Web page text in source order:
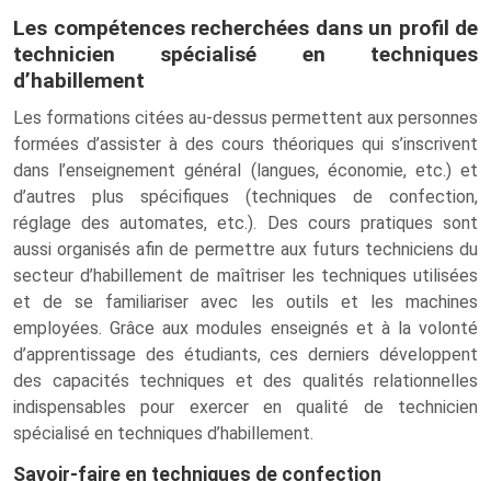
Les compétences recherchées dans un profil de
technicien spécialisé en techniques
d’habillement
Les formations citées au-dessus permettent aux personnes
formées d’assister à des cours théoriques qui s’inscrivent
dans l’enseignement général (langues, économie, etc.) et
d’autres plus spécifiques (techniques de confection,
réglage des automates, etc.). Des cours pratiques sont
aussi organisés afin de permettre aux futurs techniciens du
secteur d’habillement de maîtriser les techniques utilisées
et de se familiariser avec les outils et les machines
employées. Grâce aux modules enseignés et à la volonté
d’apprentissage des étudiants, ces derniers développent
des capacités techniques et des qualités relationnelles
indispensables pour exercer en qualité de technicien
spécialisé en techniques d’habillement.
Savoir-faire en techniques de confection